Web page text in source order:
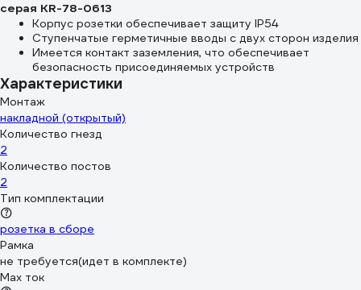
серая KR-78-0613
Корпус розетки обеспечивает защиту IP54
Ступенчатые герметичные вводы с двух сторон изделия
Имеется контакт заземления, что обеспечивает
безопасность присоединяемых устройств
Характеристики
Монтаж
накладной (открытый)
Количество гнезд
2
Количество постов
2
Тип комплектации
розетка в сборе
Рамка
не требуется(идет в комплекте)
Max ток